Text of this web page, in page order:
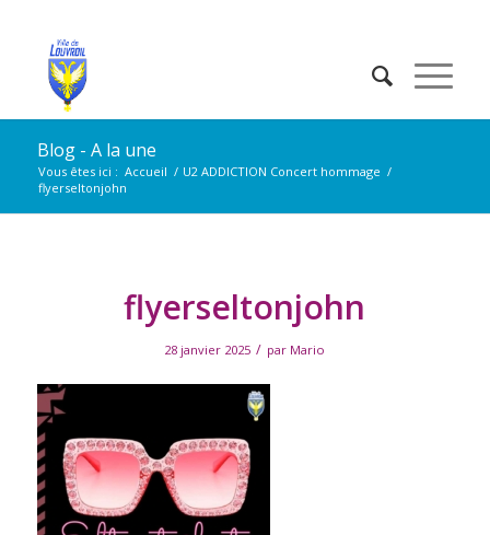
Blog - A la une
Vous êtes ici : Accueil / U2 ADDICTION Concert hommage /
flyerseltonjohn
flyerseltonjohn
28 janvier 2025 / par Mario